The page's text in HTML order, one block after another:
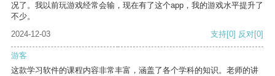
况了。我以前玩游戏经常会输，现在有了这个app，我的游戏水平提升了
不少。
2024-12-03
支持[0] 反对[0]
游客
这款学习软件的课程内容非常丰富，涵盖了各个学科的知识。老师的讲